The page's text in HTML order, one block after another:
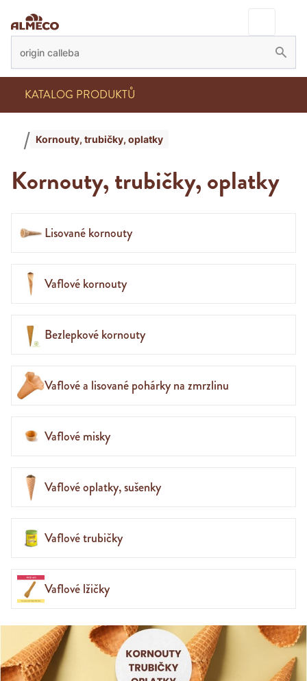
KATALOG PRODUKTŮ
Kornouty, trubičky, oplatky
Kornouty, trubičky, oplatky
Lisované kornouty
Vaflové kornouty
Bezlepkové kornouty
Vaflové a lisované pohárky na zmrzlinu
Vaflové misky
Vaflové oplatky, sušenky
Vaflové trubičky
Vaflové lžičky